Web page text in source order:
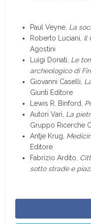
Paul Veyne, La
Roberto Luciani, Il
Agostini
Luigi Donati, Le
archeologico di
Giovanni Caselli,
Giunti Editore
Lewis R. Binford,
Autori Vari, La
Gruppo Ricerche
Antje Krug,
Editore
Fabrizio Ardito,
sotto strade e